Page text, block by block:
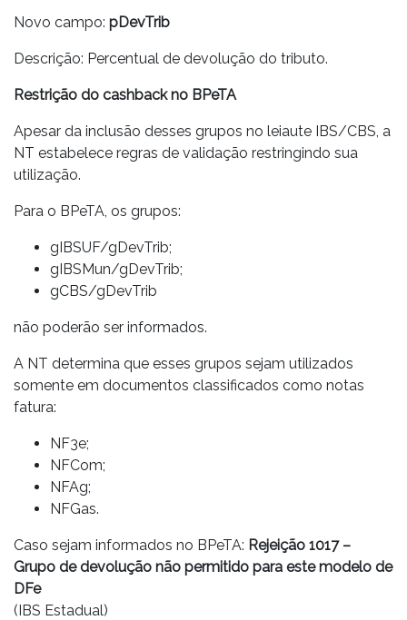
Novo campo: pDevTrib
Descrição: Percentual de devolução do tributo.
Restrição do cashback no BPeTA
Apesar da inclusão desses grupos no leiaute IBS/CBS, a
NT estabelece regras de validação restringindo sua
utilização.
Para o BPeTA, os grupos:
gIBSUF/gDevTrib;
gIBSMun/gDevTrib;
gCBS/gDevTrib
não poderão ser informados.
A NT determina que esses grupos sejam utilizados
somente em documentos classificados como notas
fatura:
NF3e;
NFCom;
NFAg;
NFGas.
Caso sejam informados no BPeTA: Rejeição 1017 –
Grupo de devolução não permitido para este modelo de
DFe
(IBS Estadual)